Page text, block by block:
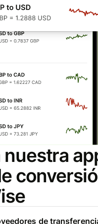
nuestra
de